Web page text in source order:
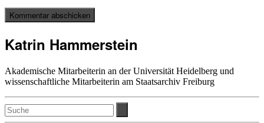
Katrin Hammerstein
Akademische Mitarbeiterin an der Universität Heidelberg und
wissenschaftliche Mitarbeiterin am Staatsarchiv Freiburg